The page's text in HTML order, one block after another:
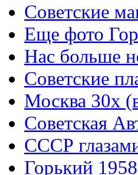
Советские
Еще фото
Нас больше
Советские
Москва 30x
Советская
СССР
Горький